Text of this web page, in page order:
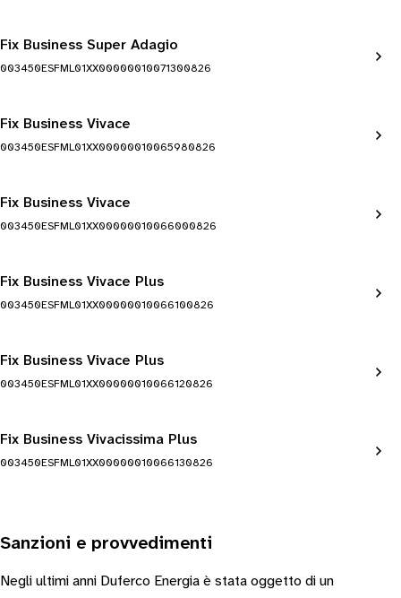
Fix Business Super Adagio
003450ESFML01XX00000010071300826
Fix Business Vivace
003450ESFML01XX00000010065980826
Fix Business Vivace
003450ESFML01XX00000010066000826
Fix Business Vivace Plus
003450ESFML01XX00000010066100826
Fix Business Vivace Plus
003450ESFML01XX00000010066120826
Fix Business Vivacissima Plus
003450ESFML01XX00000010066130826
Sanzioni e provvedimenti
Negli ultimi anni Duferco Energia è stata oggetto di un